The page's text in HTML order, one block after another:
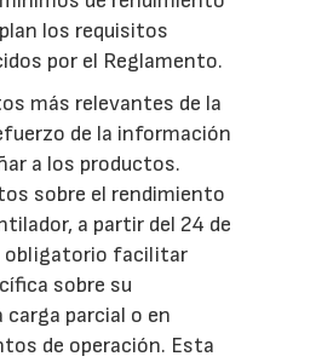
los requisitos
por el Reglamento.
más relevantes de la
de la información
a los productos.
sobre el rendimiento
a partir del 24 de
obligatorio facilitar
sobre su
parcial o en
de operación. Esta